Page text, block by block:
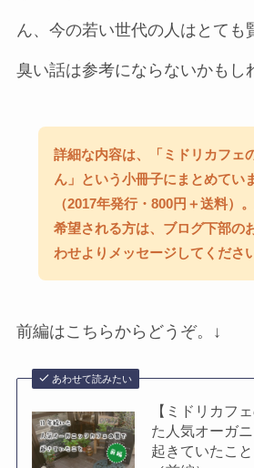
ん、今の若い世代の人はとても
臭い話は参考にならないかもし
詳細な内容は、「ミドリカフェ
ん」という小冊子にまとめてい
（2017年発行・800円＋送料）
希望される方は、ブログ下部の
わせよりメッセージしてください
前編はこちらからどうぞ。↓
あわせて読みたい
【ミドリカフ
た人気オーガ
起きていたこ